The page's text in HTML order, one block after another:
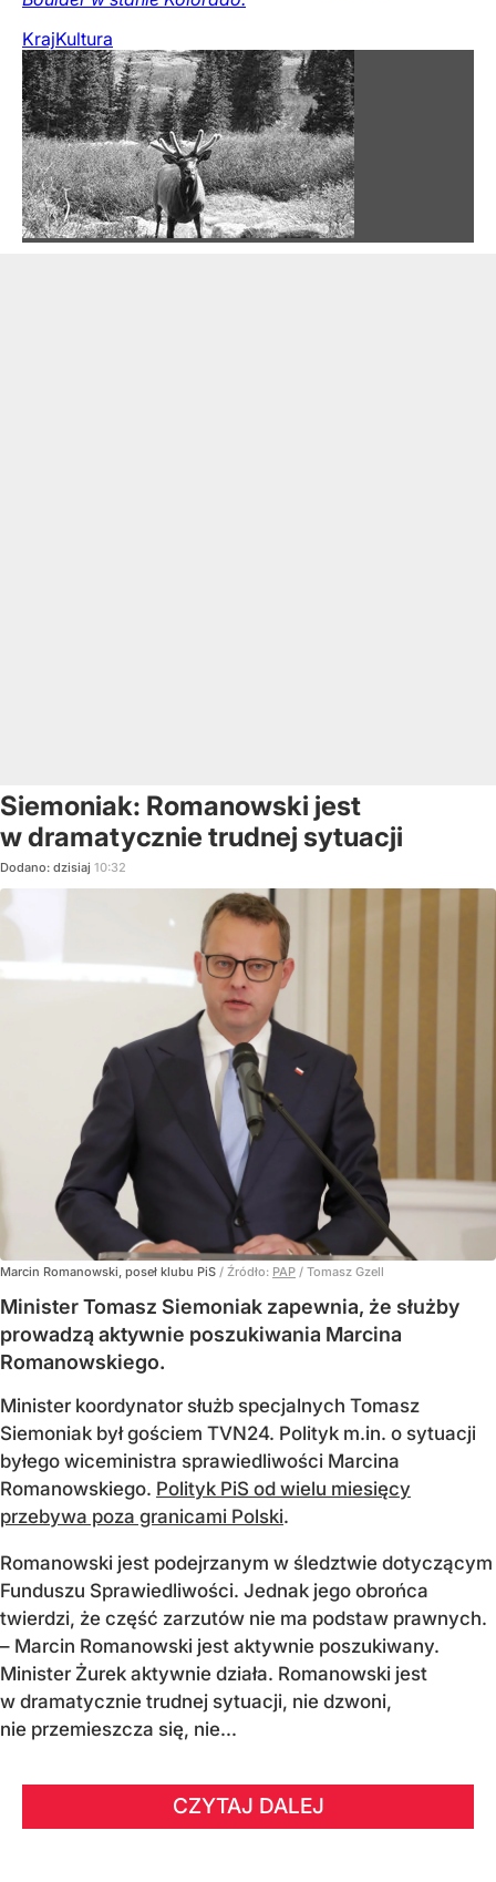
KrajKultura
Siemoniak: Romanowski jest
w dramatycznie trudnej sytuacji
Dodano: dzisiaj 10:32
Marcin Romanowski, poseł klubu PiS / Źródło: PAP / Tomasz Gzell
Minister Tomasz Siemoniak zapewnia, że służby
prowadzą aktywnie poszukiwania Marcina
Romanowskiego.
Minister koordynator służb specjalnych Tomasz
Siemoniak był gościem TVN24. Polityk m.in. o sytuacji
byłego wiceministra sprawiedliwości Marcina
Romanowskiego. Polityk PiS od wielu miesięcy
przebywa poza granicami Polski.
Romanowski jest podejrzanym w śledztwie dotyczącym
Funduszu Sprawiedliwości. Jednak jego obrońca
twierdzi, że część zarzutów nie ma podstaw prawnych.
– Marcin Romanowski jest aktywnie poszukiwany.
Minister Żurek aktywnie działa. Romanowski jest
w dramatycznie trudnej sytuacji, nie dzwoni,
nie przemieszcza się, nie...
CZYTAJ DALEJ